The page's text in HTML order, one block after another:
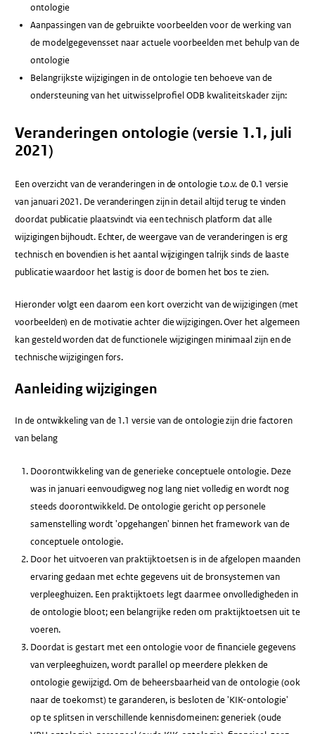
ontologie
Aanpassingen van de gebruikte voorbeelden voor de werking van
de modelgegevensset naar actuele voorbeelden met behulp van de
ontologie
Belangrijkste wijzigingen in de ontologie ten behoeve van de
ondersteuning van het uitwisselprofiel ODB kwaliteitskader zijn:
Veranderingen ontologie (versie 1.1, juli
2021)
Een overzicht van de veranderingen in de ontologie t.o.v. de 0.1 versie
van januari 2021. De veranderingen zijn in detail altijd terug te vinden
doordat publicatie plaatsvindt via een technisch platform dat alle
wijzigingen bijhoudt. Echter, de weergave van de veranderingen is erg
technisch en bovendien is het aantal wijzigingen talrijk sinds de laaste
publicatie waardoor het lastig is door de bomen het bos te zien.
Hieronder volgt een daarom een kort overzicht van de wijzigingen (met
voorbeelden) en de motivatie achter die wijzigingen. Over het algemeen
kan gesteld worden dat de functionele wijzigingen minimaal zijn en de
technische wijzigingen fors.
Aanleiding wijzigingen
In de ontwikkeling van de 1.1 versie van de ontologie zijn drie factoren
van belang
Doorontwikkeling van de generieke conceptuele ontologie. Deze
was in januari eenvoudigweg nog lang niet volledig en wordt nog
steeds doorontwikkeld. De ontologie gericht op personele
samenstelling wordt 'opgehangen' binnen het framework van de
conceptuele ontologie.
Door het uitvoeren van praktijktoetsen is in de afgelopen maanden
ervaring gedaan met echte gegevens uit de bronsystemen van
verpleeghuizen. Een praktijktoets legt daarmee onvolledigheden in
de ontologie bloot; een belangrijke reden om praktijktoetsen uit te
voeren.
Doordat is gestart met een ontologie voor de financiele gegevens
van verpleeghuizen, wordt parallel op meerdere plekken de
ontologie gewijzigd. Om de beheersbaarheid van de ontologie (ook
naar de toekomst) te garanderen, is besloten de 'KIK-ontologie'
op te splitsen in verschillende kennisdomeinen: generiek (oude